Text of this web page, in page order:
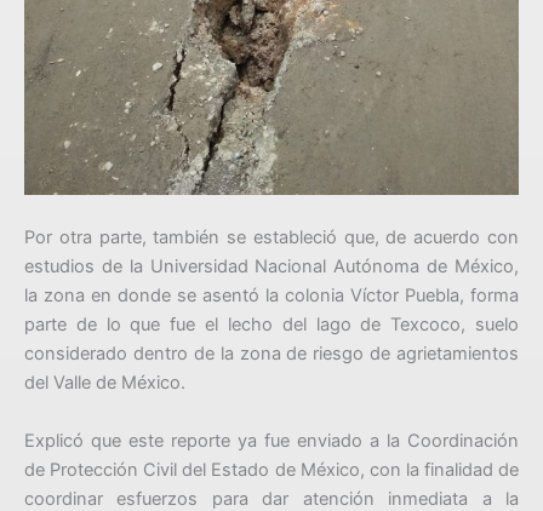
Por otra parte, también se estableció que, de acuerdo con
estudios de la Universidad Nacional Autónoma de México,
la zona en donde se asentó la colonia Víctor Puebla, forma
parte de lo que fue el lecho del lago de Texcoco, suelo
considerado dentro de la zona de riesgo de agrietamientos
del Valle de México.
Explicó que este reporte ya fue enviado a la Coordinación
de Protección Civil del Estado de México, con la finalidad de
coordinar esfuerzos para dar atención inmediata a la